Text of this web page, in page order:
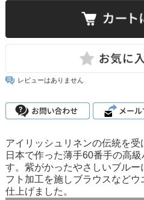
レビューはありません
アイリッシュリネンの伝統を受
日本で作った薄手60番手の高
す。紫がかったやさしいブル
フト加工を施しブラウスなど
仕上げました。